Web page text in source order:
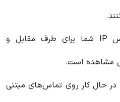
این به آن معناست که آدرس IP شما برای طرف مقابل و
در حال کار روی تماس‌های مبتنی